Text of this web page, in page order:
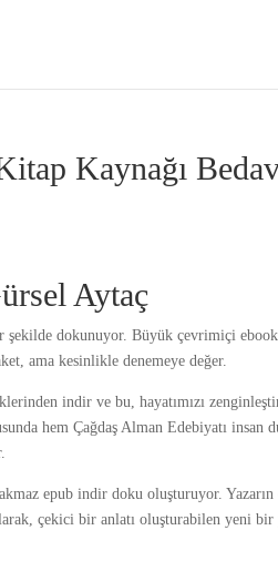
Kaynağı
Aytaç
dokunuyor. Büyük çevrimiçi
ama kesinlikle denemeye değer.
indir ve bu, hayatımızı
hem Çağdaş Alman Edebiyatı insan
epub indir doku oluşturuyor.
çekici bir anlatı oluşturabilen yeni bir